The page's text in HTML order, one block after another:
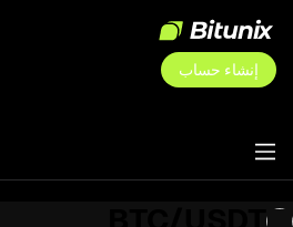
إنشاء حساب